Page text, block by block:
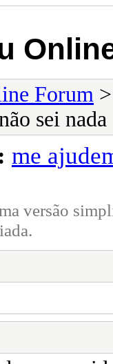
Forum
sei
me
versão